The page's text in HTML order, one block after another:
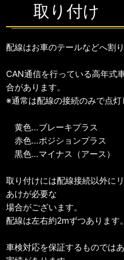
取り付け
配線はお車のテールなどへ割
CAN通信を行っている高年式
合があります。
※通常は配線の接続のみで点灯
黄色…ブレーキプラス
赤色…ポジションプラス
黒色…マイナス（アース）
取り付けには配線接続以外に
あけが必要な
場合がございます。
配線は左右約2mずつあります。
車検対応を保証するものでは